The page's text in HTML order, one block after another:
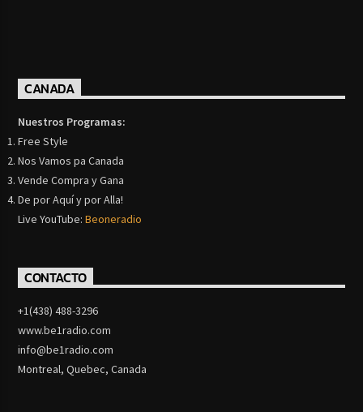
CANADA
Nuestros Programas:
Free Style
Nos Vamos pa Canada
Vende Compra y Gana
De por Aquí y por Alla!
Live YouTube:Beoneradio
CONTACTO
+1(438) 488-3296
www.be1radio.com
info@be1radio.com
Montreal, Quebec, Canada